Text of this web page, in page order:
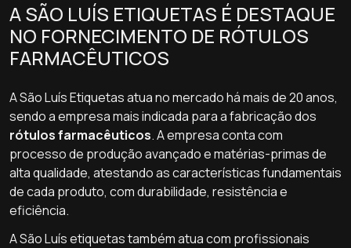
A SÃO LUÍS ETIQUETAS É DESTAQUE
NO FORNECIMENTO DE RÓTULOS
FARMACÊUTICOS
A São Luís Etiquetas atua no mercado há mais de 20 anos,
sendo a empresa mais indicada para a fabricação dos
rótulos farmacêuticos. A empresa conta com
processo de produção avançado e matérias-primas de
alta qualidade, atestando as características fundamentais
de cada produto, com durabilidade, resistência e
eficiência.
A São Luís etiquetas também atua com profissionais